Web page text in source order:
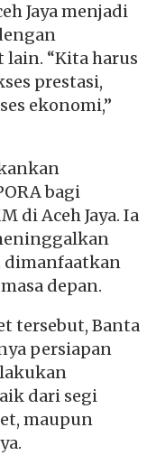
Jaya menjadi
lain. “Kita harus
prestasi,
ekonomi,”
bagi
di Aceh Jaya. Ia
dimanfaatkan
depan.
tersebut, Banta
persiapan
dari segi
maupun